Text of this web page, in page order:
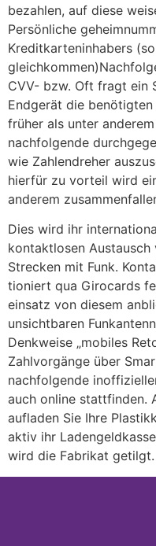
bezahlen, auf diese
Persönliche
Kreditkarteninhabers
CVV- bzw. Oft fragt ein
Endgerät die
früher als unter
nachfolgende
wie Zahlendreher
hierfür zu vorteil wird
anderem
Dies wird ihr
kontaktlosen
Stre­cken mit Funk.
tioniert qua Girocards
einsatz von diesem
unsicht­baren
Denkweise „mobiles
Zahl­vorgänge über
nachfolgende
auch online statt­finden.
aufladen Sie Ihre
aktiv ihr
wird die Fabrikat getilgt.